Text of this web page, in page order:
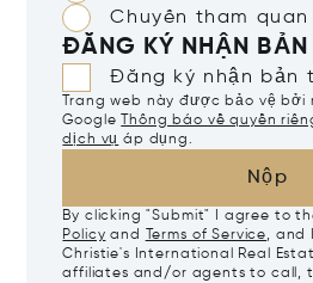
Chuyến tham quan
ĐĂNG KÝ NHẬN BẢN
Đăng ký nhận bản
Trang web này được bảo vệ bởi
Google
Thông báo về quyền
dịch vụ áp dụng.
Nộp
By clicking "Submit" I agree to
Policy and Terms of Service, and
Christie's International Real
affiliates and/or agents to call,